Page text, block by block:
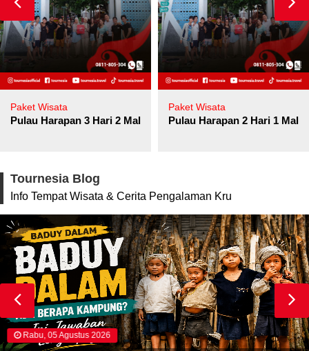
Paket Wisata
Pulau Harapan 3 Hari 2 Malam
Paket Wisata
Pulau Harapan 2 Hari 1
Tournesia Blog
Info Tempat Wisata & Cerita Pengalaman Kru
Rabu, 05 Agustus 2026